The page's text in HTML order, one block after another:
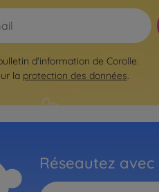
d'information de Corolle.
la protection des données.
Réseautez avec